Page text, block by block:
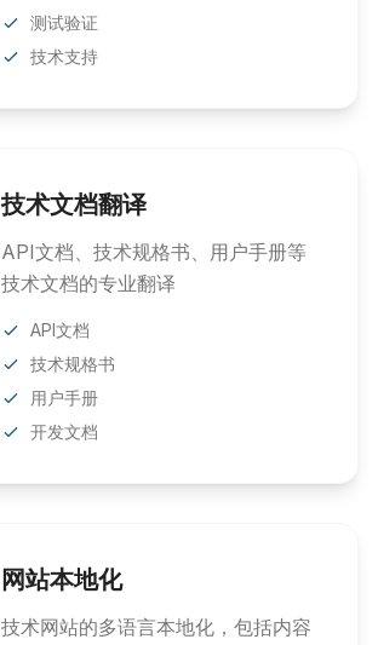
测试验证
技术支持
技术文档翻译
API文档、技术规格书、用户手册等
技术文档的专业翻译
API文档
技术规格书
用户手册
开发文档
网站本地化
技术网站的多语言本地化，包括内容